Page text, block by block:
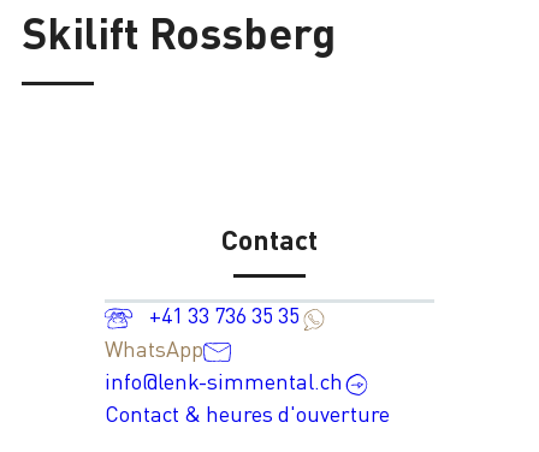
Skilift Rossberg
Contact
+41 33 736 35 35
WhatsApp
info@lenk-simmental.ch
Contact & heures d'ouverture